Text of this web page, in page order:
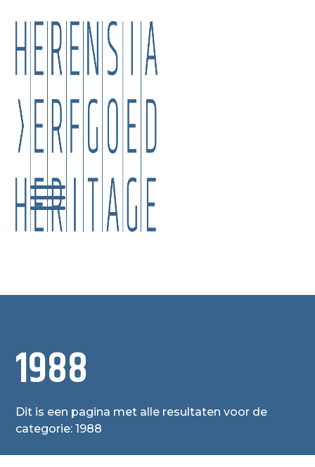
1988
Dit is een pagina met alle resultaten voor de
categorie: 1988